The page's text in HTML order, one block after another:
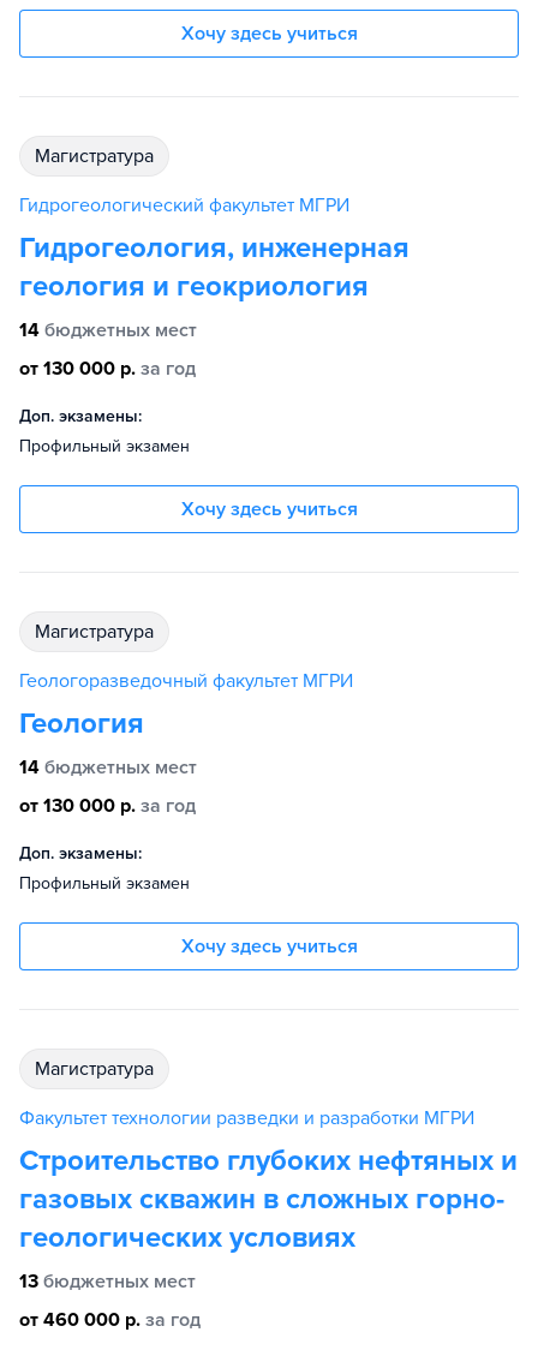
Хочу здесь учиться
магистратура
Гидрогеологический факультет МГРИ
Гидрогеология, инженерная
геология и геокриология
14 бюджетных мест
от 130 000 р. за год
Доп. экзамены:
Профильный экзамен
Хочу здесь учиться
магистратура
Геологоразведочный факультет МГРИ
Геология
14 бюджетных мест
от 130 000 р. за год
Доп. экзамены:
Профильный экзамен
Хочу здесь учиться
магистратура
Факультет технологии разведки и разработки МГРИ
Строительство глубоких нефтяных и
газовых скважин в сложных горно-
геологических условиях
13 бюджетных мест
от 460 000 р. за год